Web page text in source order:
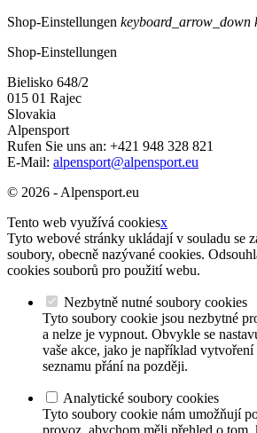
Shop-Einstellungen keyboard_arrow_down
Shop-Einstellungen
Bielisko 648/2
015 01 Rajec
Slovakia
Alpensport
Rufen Sie uns an: +421 948 328 821
E-Mail: alpensport@alpensport.eu
© 2026 - Alpensport.eu
Tento web využívá cookiesx
Tyto webové stránky ukládají v souladu se
soubory, obecně nazývané cookies.
cookies souborů pro použití webu.
Nezbytně nutné soubory cookies
Tyto soubory cookie jsou nezbytné
a nelze je vypnout. Obvykle se
vaše akce, jako je například
seznamu přání na později.
Analytické soubory cookies
Tyto soubory cookie nám umožňují
provoz, abychom měli přehled o tom,